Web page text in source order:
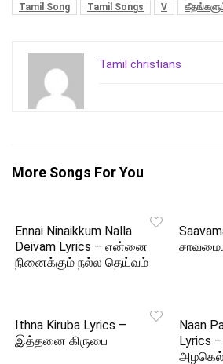
Tamil Song
Tamil Songs V
Tamil christians
More Songs For You
Ennai Ninaikkum Nalla
Deivam Lyrics – என்னை
நினைக்கும் நல்ல தெய்வம்
Ithna Kiruba Lyrics –
இத்தனை கிருபை
Naan
Lyrics